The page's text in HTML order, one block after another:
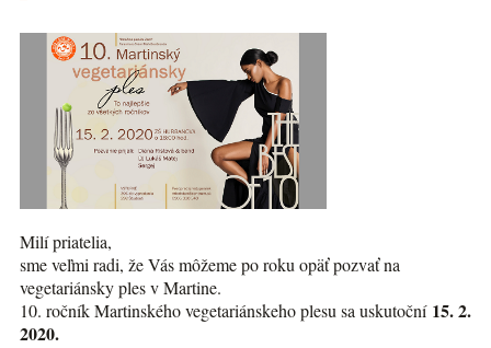
Milí priatelia,
sme veľmi radi, že Vás môžeme po roku opäť pozvať na
vegetariánsky ples v Martine.
10. ročník Martinského vegetariánskeho plesu sa uskutoční 15. 2.
2020.